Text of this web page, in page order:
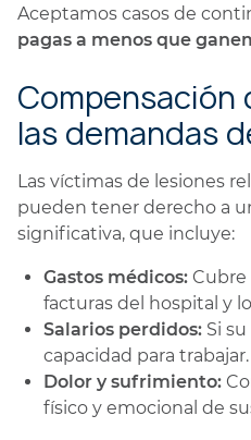
Aceptamos casos de
pagas a menos que
Compensación
las demandas
Las víctimas de lesiones
pueden tener derecho a
significativa, que incluye:
Gastos médicos: Cubre
facturas del hospital y
Salarios perdidos: Si
capacidad para trabajar.
Dolor y sufrimiento:
físico y emocional de